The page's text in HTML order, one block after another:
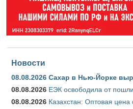
Новости
08.08.2026 Сахар в Нью-Йорке
08.08.2026 ЕЭК освободила от
08.08.2026 Казахстан: Оптовая